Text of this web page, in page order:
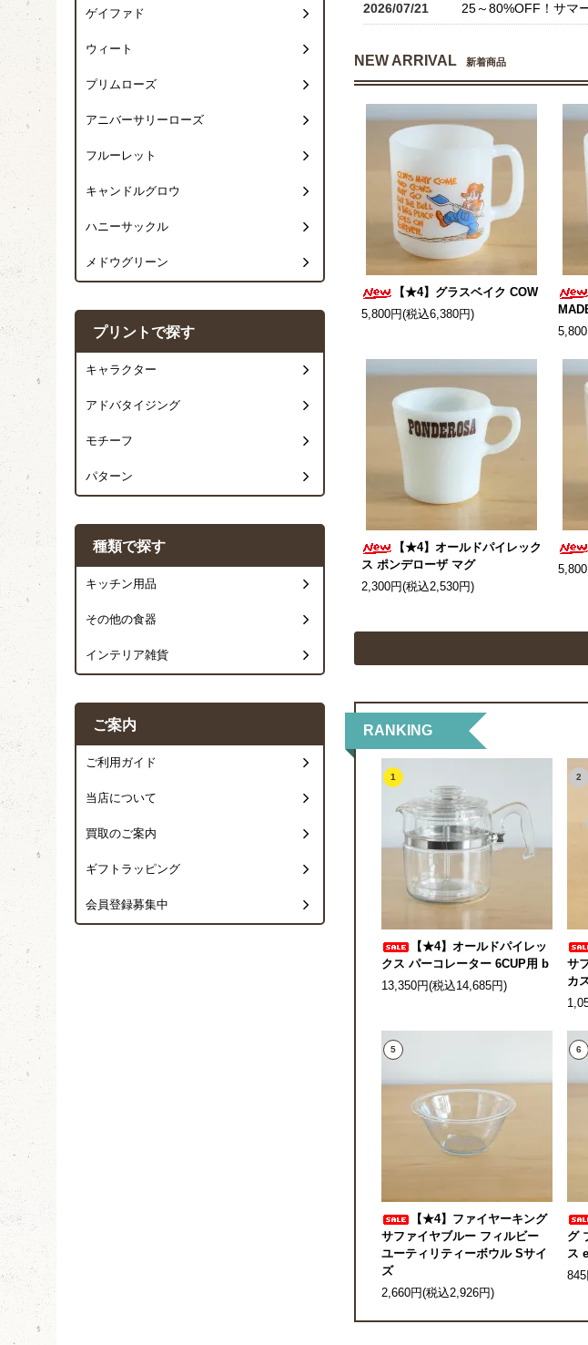
2026/07/21 25～80%OFF！サマ
NEW ARRIVAL 新着商品
【★4】グラスベイク COW
5,800円(税込6,380円)
【★4】オールドパイレック
ス ポンデローザ マグ
2,300円(税込2,530円)
RANKING
1
【★4】オールドパイレッ
クス パーコレーター 6CUP用 b
13,350円(税込14,685円)
2
サ
カ
5
【★4】ファイヤーキング
サファイヤブルー フィルビー
ユーティリティーボウル Sサイ
ズ
2,660円(税込2,926円)
6
グ
ス e
ゲイファド
ウィート
プリムローズ
アニバーサリーローズ
フルーレット
キャンドルグロウ
ハニーサックル
メドウグリーン
プリントで探す
キャラクター
アドバタイジング
モチーフ
パターン
種類で探す
キッチン用品
その他の食器
インテリア雑貨
ご案内
ご利用ガイド
当店について
買取のご案内
ギフトラッピング
会員登録募集中